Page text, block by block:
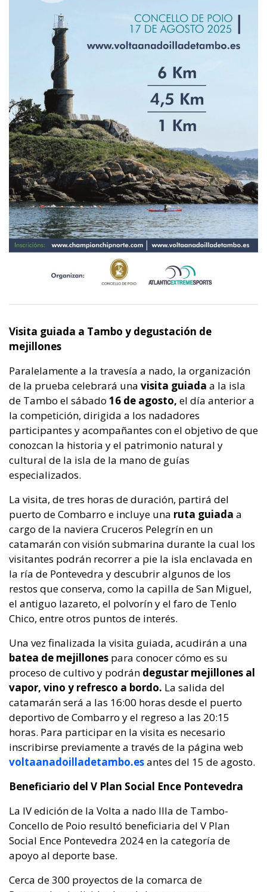
Visita guiada a Tambo y degustación de
mejillones
Paralelamente a la travesía a nado, la organización
de la prueba celebrará una visita guiada a la isla
de Tambo el sábado 16 de agosto, el día anterior a
la competición, dirigida a los nadadores
participantes y acompañantes con el objetivo de que
conozcan la historia y el patrimonio natural y
cultural de la isla de la mano de guías
especializados.
La visita, de tres horas de duración, partirá del
puerto de Combarro e incluye una ruta guiada a
cargo de la naviera Cruceros Pelegrín en un
catamarán con visión submarina durante la cual los
visitantes podrán recorrer a pie la isla enclavada en
la ría de Pontevedra y descubrir algunos de los
restos que conserva, como la capilla de San Miguel,
el antiguo lazareto, el polvorín y el faro de Tenlo
Chico, entre otros puntos de interés.
Una vez finalizada la visita guiada, acudirán a una
batea de mejillones para conocer cómo es su
proceso de cultivo y podrán degustar mejillones al
vapor, vino y refresco a bordo. La salida del
catamarán será a las 16:00 horas desde el puerto
deportivo de Combarro y el regreso a las 20:15
horas. Para participar en la visita es necesario
inscribirse previamente a través de la página web
voltaanadoilladetambo.esantes del 15 de agosto.
Beneficiario del V Plan Social Ence Pontevedra
La IV edición de la Volta a nado Illa de Tambo-
Concello de Poio resultó beneficiaria del V Plan
Social Ence Pontevedra 2024 en la categoría de
apoyo al deporte base.
Cerca de 300 proyectos de la comarca de